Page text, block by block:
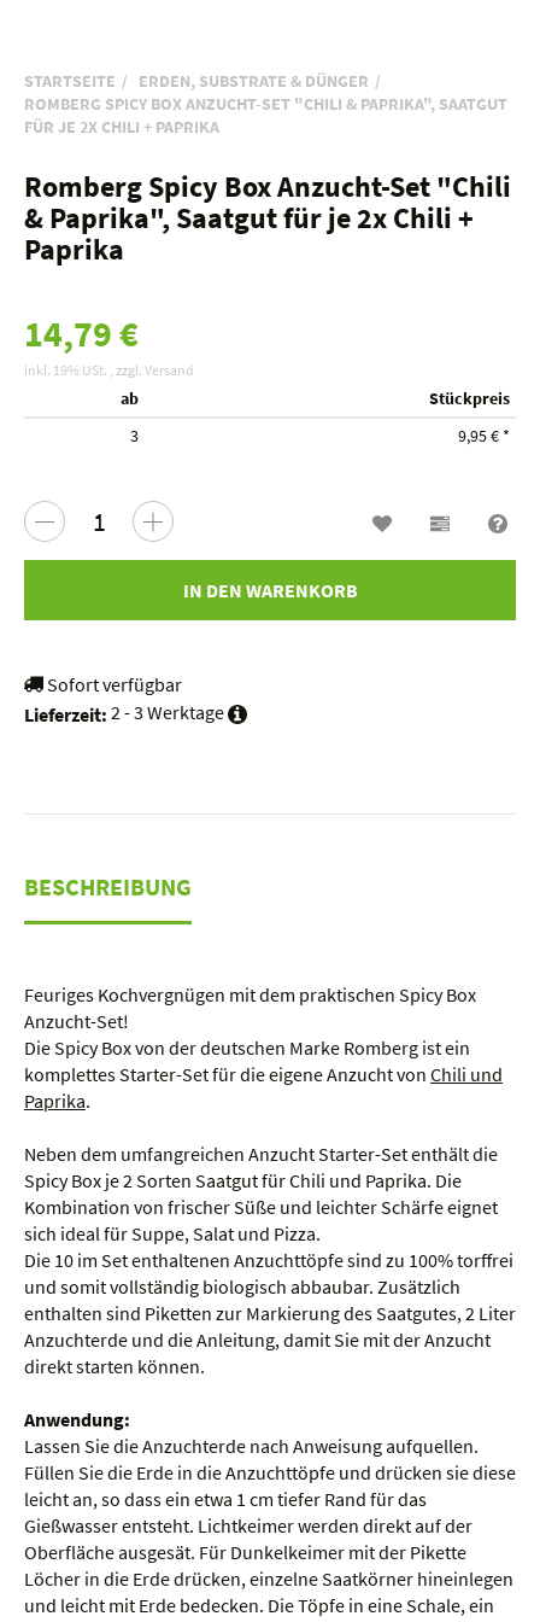
STARTSEITE
ERDEN, SUBSTRATE & DÜNGER
ROMBERG SPICY BOX ANZUCHT-SET "CHILI & PAPRIKA", SAATGUT
FÜR JE 2X CHILI + PAPRIKA
Romberg Spicy Box Anzucht-Set "Chili
& Paprika", Saatgut für je 2x Chili +
Paprika
14,79 €
inkl. 19% USt. , zzgl. Versand
ab
Stückpreis
3
9,95 € *
IN DEN WARENKORB
Sofort verfügbar
Lieferzeit: 2 - 3 Werktage
Wunschzettel
BESCHREIBUNG
Feuriges Kochvergnügen mit dem praktischen Spicy Box
Anzucht-Set!
Die Spicy Box von der deutschen Marke Romberg ist ein
komplettes Starter-Set für die eigene Anzucht von Chili und
Paprika.
Neben dem umfangreichen Anzucht Starter-Set enthält die
Spicy Box je 2 Sorten Saatgut für Chili und Paprika. Die
Kombination von frischer Süße und leichter Schärfe eignet
sich ideal für Suppe, Salat und Pizza.
Die 10 im Set enthaltenen Anzuchttöpfe sind zu 100% torffrei
und somit vollständig biologisch abbaubar. Zusätzlich
enthalten sind Piketten zur Markierung des Saatgutes, 2 Liter
Anzuchterde und die Anleitung, damit Sie mit der Anzucht
direkt starten können.
Anwendung:
Lassen Sie die Anzuchterde nach Anweisung aufquellen.
Füllen Sie die Erde in die Anzuchttöpfe und drücken sie diese
leicht an, so dass ein etwa 1 cm tiefer Rand für das
Gießwasser entsteht. Lichtkeimer werden direkt auf der
Oberfläche ausgesät. Für Dunkelkeimer mit der Pikette
Löcher in die Erde drücken, einzelne Saatkörner hineinlegen
und leicht mit Erde bedecken. Die Töpfe in eine Schale, ein